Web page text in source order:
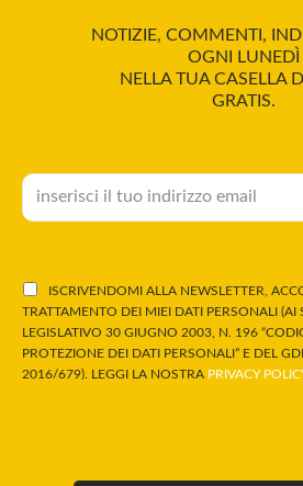
NOTIZIE, COMMENTI,
OGNI LUNEDÌ
NELLA TUA CASELLA
GRATIS.
ISCRIVENDOMI ALLA NEWSLETTER,
TRATTAMENTO DEI MIEI DATI PERSONALI (AI
LEGISLATIVO 30 GIUGNO 2003, N. 196
PROTEZIONE DEI DATI PERSONALI” E DEL
2016/679). LEGGI LA NOSTRA PRIVACY